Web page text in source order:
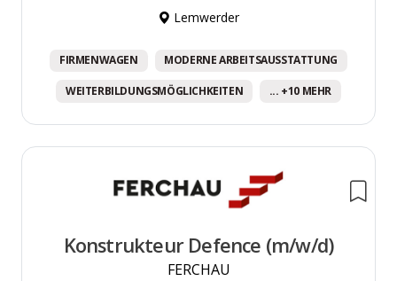
Lemwerder
FIRMENWAGEN MODERNE ARBEITSAUSSTATTUNG
WEITERBILDUNGSMÖGLICHKEITEN ... +10 MEHR
Konstrukteur Defence (m/w/d)
FERCHAU